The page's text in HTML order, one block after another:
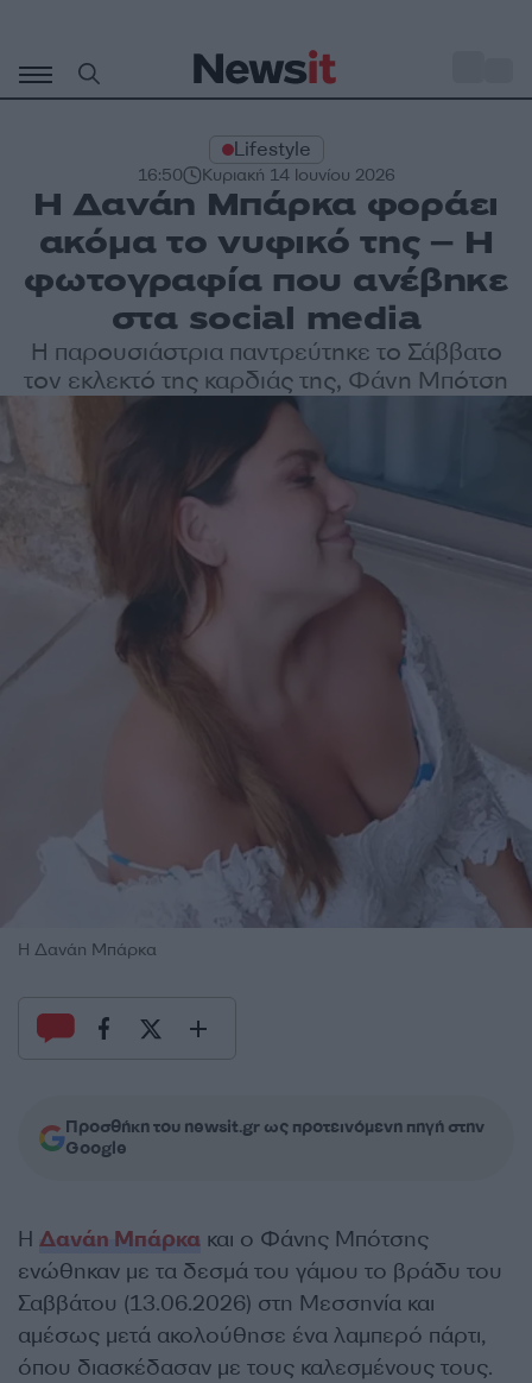
περιεχόμενο
Lifestyle
16:50 Κυριακή 14 Ιουνίου 2026
Η Δανάη Μπάρκα φοράει
ακόμα το νυφικό της – Η
φωτογραφία που ανέβηκε
στα social media
Η παρουσιάστρια παντρεύτηκε το Σάββατο
τον εκλεκτό της καρδιάς της, Φάνη Μπότση
Η Δανάη Μπάρκα
Προσθήκη του newsit.gr ως προτεινόμενη πηγή στην
Google
Η Δανάη Μπάρκα και ο Φάνης Μπότσης
ενώθηκαν με τα δεσμά του γάμου το βράδυ του
Σαββάτου (13.06.2026) στη Μεσσηνία και
αμέσως μετά ακολούθησε ένα λαμπερό πάρτι,
όπου διασκέδασαν με τους καλεσμένους τους.